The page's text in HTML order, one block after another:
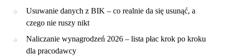
Usuwanie danych z BIK – co realnie da się usunąć, a
czego nie ruszy nikt
Naliczanie wynagrodzeń 2026 – lista płac krok po kroku
dla pracodawcy